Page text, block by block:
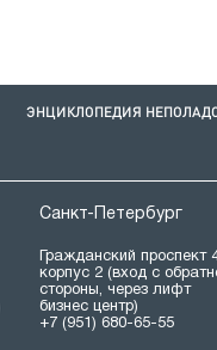
ЭНЦИКЛОПЕДИЯ
Санкт-Петербург
Гражданский проспект
корпус 2 (вход с
стороны, через лифт
бизнес центр)
+7 (951) 680-65-55